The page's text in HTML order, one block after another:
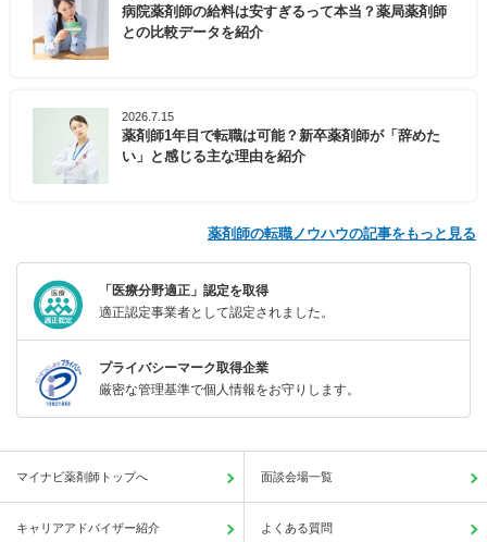
病院薬剤師の給料は安すぎるって本当？薬局薬剤師
との比較データを紹介
2026.7.15
薬剤師1年目で転職は可能？新卒薬剤師が「辞めた
い」と感じる主な理由を紹介
薬剤師の転職ノウハウの記事をもっと見る
「医療分野適正」認定を取得
適正認定事業者として認定されました。
プライバシーマーク取得企業
厳密な管理基準で個人情報をお守りします。
マイナビ薬剤師トップへ 面談会場一覧
キャリアアドバイザー紹介 よくある質問